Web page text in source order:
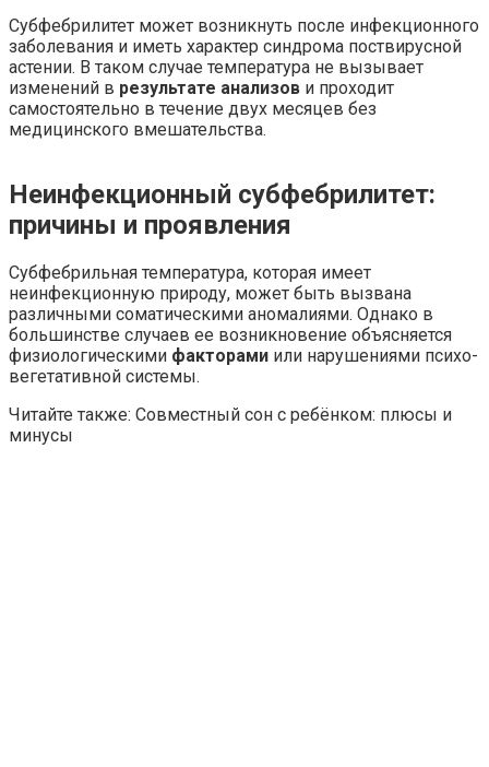
Субфебрилитет может возникнуть после инфекционного
заболевания и иметь характер синдрома поствирусной
астении. В таком случае температура не вызывает
изменений в результате анализов и проходит
самостоятельно в течение двух месяцев без
медицинского вмешательства.
Неинфекционный субфебрилитет:
причины и проявления
Субфебрильная температура, которая имеет
неинфекционную природу, может быть вызвана
различными соматическими аномалиями. Однако в
большинстве случаев ее возникновение объясняется
физиологическими факторами или нарушениями психо-
вегетативной системы.
Читайте также: Совместный сон с ребёнком: плюсы и
минусы